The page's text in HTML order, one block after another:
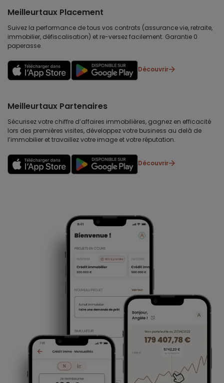
Meilleurtaux Placement
Suivez la performance de tous vos contrats (assurance vie, retraite,
immobilier, défiscalisation) et re-versez facilement. Garantie 0
paperasse.
Découvrir
Meilleurtaux Partenaires
Sécurisez votre chiffre d’affaires immobilières, gagnez en efficacité
lors des premières visites, développez votre business au delà de
l’immobilier et travaillez votre image et votre réputation.
Découvrir